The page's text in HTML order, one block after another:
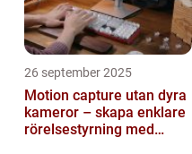
26 september 2025
Motion capture utan dyra
kameror – skapa enklare
rörelsestyrning med